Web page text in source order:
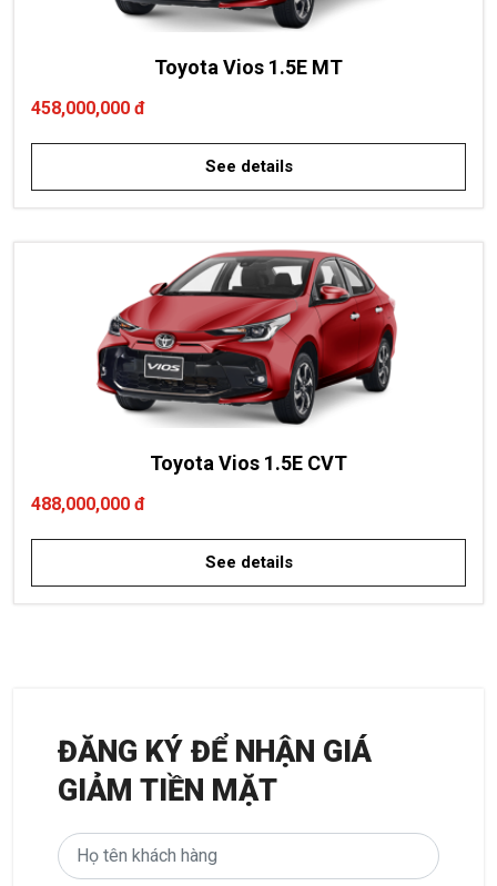
Toyota Vios 1.5E MT
458,000,000 đ
See details
Toyota Vios 1.5E CVT
488,000,000 đ
See details
ĐĂNG KÝ ĐỂ NHẬN GIÁ
GIẢM TIỀN MẶT